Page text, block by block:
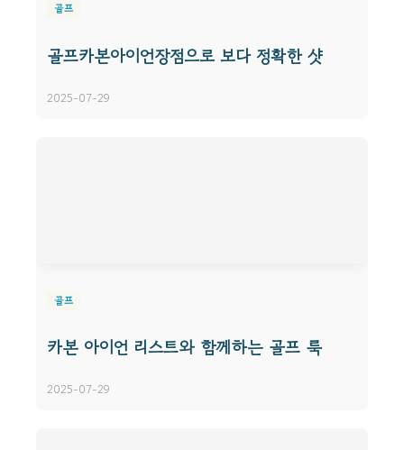
골프
골프카본아이언장점으로 보다 정확한 샷
2025-07-29
골프
카본 아이언 리스트와 함께하는 골프 룩
2025-07-29